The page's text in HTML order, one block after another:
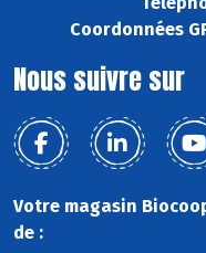
Coordonnées
Nous suivre sur
Votre magasin
de :